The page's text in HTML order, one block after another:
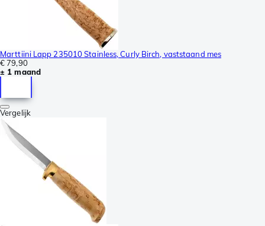
Marttiini Lapp 235010 Stainless, Curly Birch, vaststaand mes
€ 79,90
± 1 maand
Vergelijk